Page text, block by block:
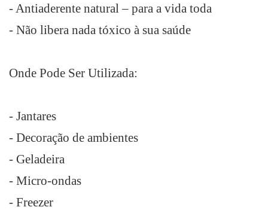
- Antiaderente natural – para a vida toda
- Não libera nada tóxico à sua saúde
Onde Pode Ser Utilizada:
- Jantares
- Decoração de ambientes
- Geladeira
- Micro-ondas
- Freezer